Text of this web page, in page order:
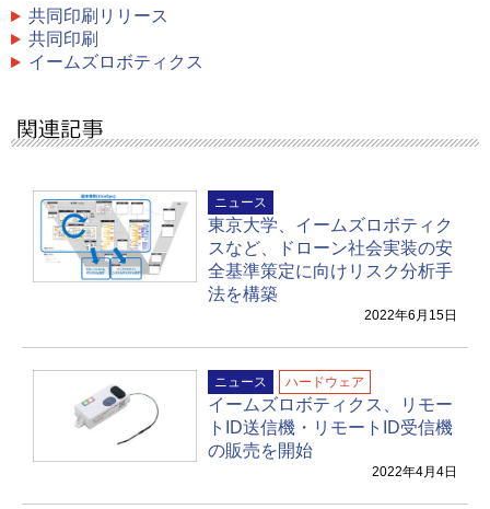
共同印刷リリース
共同印刷
イームズロボティクス
ニュース
東京大学、イームズロボティク
スなど、ドローン社会実装の安
全基準策定に向けリスク分析手
法を構築
2022年6月15日
ニュース ハードウェア
イームズロボティクス、リモー
トID送信機・リモートID受信機
の販売を開始
2022年4月4日